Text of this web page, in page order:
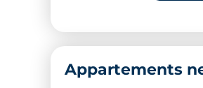
Appartements